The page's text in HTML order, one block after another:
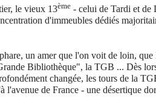
le vieux 13ème - celui de Tardi et de
d'immeubles dédiés
un amer que l'on voit de loin, que
Bibliothèque", la TGB ... Dès
changée, les tours de la
l'avenue de France - une désertique